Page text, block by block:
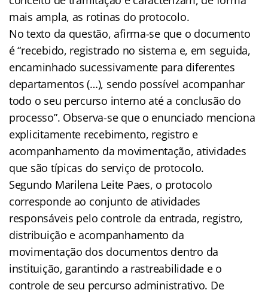
mais ampla, as rotinas do protocolo.
No texto da questão, afirma-se que o documento
é “recebido, registrado no sistema e, em seguida,
encaminhado sucessivamente para diferentes
departamentos (…), sendo possível acompanhar
todo o seu percurso interno até a conclusão do
processo”. Observa-se que o enunciado menciona
explicitamente recebimento, registro e
acompanhamento da movimentação, atividades
que são típicas do serviço de protocolo.
Segundo Marilena Leite Paes, o protocolo
corresponde ao conjunto de atividades
responsáveis pelo controle da entrada, registro,
distribuição e acompanhamento da
movimentação dos documentos dentro da
instituição, garantindo a rastreabilidade e o
controle de seu percurso administrativo. De